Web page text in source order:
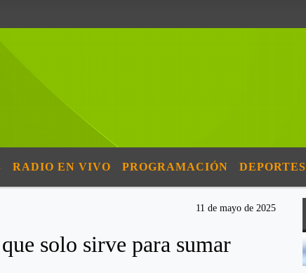
RADIO EN VIVO PROGRAMACIÓN DEPORTES
11 de mayo de 2025
solo sirve para sumar